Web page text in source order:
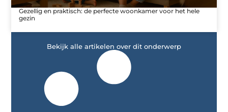
Gezellig en praktisch: de perfecte woonkamer voor het hele
gezin
Bekijk alle artikelen over dit onderwerp